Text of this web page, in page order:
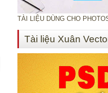
TÀI LIỆU DÙNG CHO
Tài liệu Xuân